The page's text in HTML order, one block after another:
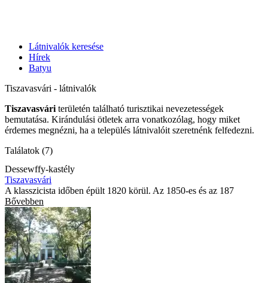
Látnivalók keresése
Hírek
Batyu
Tiszavasvári - látnivalók
Tiszavasvári területén található turisztikai nevezetességek
bemutatása. Kirándulási ötletek arra vonatkozólag, hogy miket
érdemes megnézni, ha a település látnivalóit szeretnénk felfedezni.
Találatok (7)
Dessewffy-kastély
Tiszavasvári
A klasszicista időben épült 1820 körül. Az 1850-es és az 187
Bővebben